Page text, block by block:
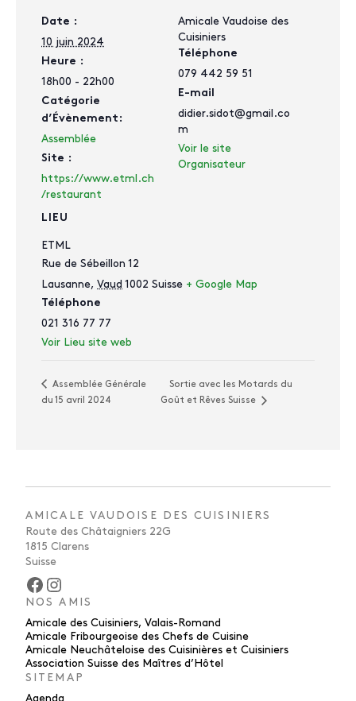
Date :
10 juin 2024
Heure :
18h00 - 22h00
Catégorie
d’Évènement:
Assemblée
Site :
https://www.etml.ch
/restaurant
LIEU
ETML
Rue de Sébeillon 12
Lausanne, Vaud 1002 Suisse + Google Map
Téléphone
021 316 77 77
Voir Lieu site web
Amicale Vaudoise des
Cuisiniers
Téléphone
079 442 59 51
E-mail
didier.sidot@gmail.co
m
Voir le site
Organisateur
Assemblée Générale
du 15 avril 2024
Sortie avec les Motards du
Goût et Rêves Suisse
AMICALE VAUDOISE DES CUISINIERS
Route des Châtaigniers 22G
1815 Clarens
Suisse
Facebook Instagram
NOS AMIS
Amicale des Cuisiniers, Valais-Romand
Amicale Fribourgeoise des Chefs de Cuisine
Amicale Neuchâteloise des Cuisinières et Cuisiniers
Association Suisse des Maîtres d’Hôtel
SITEMAP
Agenda